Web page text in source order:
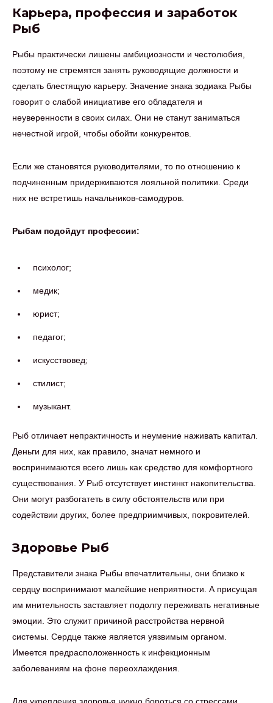
Карьера, профессия и заработок
Рыб
Рыбы практически лишены амбициозности и честолюбия,
поэтому не стремятся занять руководящие должности и
сделать блестящую карьеру. Значение знака зодиака Рыбы
говорит о слабой инициативе его обладателя и
неуверенности в своих силах. Они не станут заниматься
нечестной игрой, чтобы обойти конкурентов.
Если же становятся руководителями, то по отношению к
подчиненным придерживаются лояльной политики. Среди
них не встретишь начальников-самодуров.
Рыбам подойдут профессии:
психолог;
медик;
юрист;
педагог;
искусствовед;
стилист;
музыкант.
Рыб отличает непрактичность и неумение наживать капитал.
Деньги для них, как правило, значат немного и
воспринимаются всего лишь как средство для комфортного
существования. У Рыб отсутствует инстинкт накопительства.
Они могут разбогатеть в силу обстоятельств или при
содействии других, более предприимчивых, покровителей.
Здоровье Рыб
Представители знака Рыбы впечатлительны, они близко к
сердцу воспринимают малейшие неприятности. А присущая
им мнительность заставляет подолгу переживать негативные
эмоции. Это служит причиной расстройства нервной
системы. Сердце также является уязвимым органом.
Имеется предрасположенность к инфекционным
заболеваниям на фоне переохлаждения.